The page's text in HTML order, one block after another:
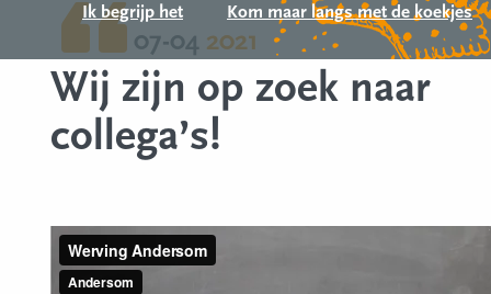
07-04 2021
Wij zijn op zoek naar
collega’s!
Ik begrijp het Kom maar langs met de koekjes